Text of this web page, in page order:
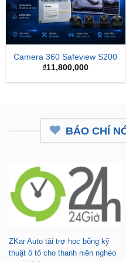
Camera 360 Safeview S200
₫11,800,000
BÁO CHÍ
ZKar Auto tài trợ học bổng kỹ
thuật ô tô cho thanh niên nghèo